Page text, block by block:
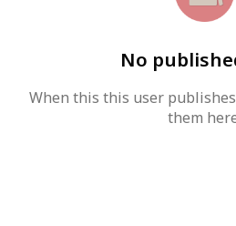
No
When this this user
them